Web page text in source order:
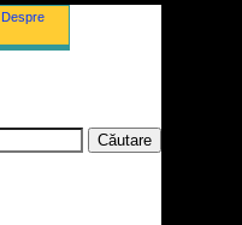
Despre